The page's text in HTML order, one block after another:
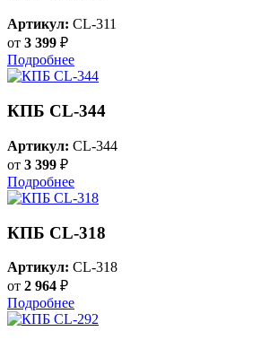
Артикул: CL-311
от 3 399 ₽
Подробнее
КПБ CL-344
Артикул: CL-344
от 3 399 ₽
Подробнее
КПБ CL-318
Артикул: CL-318
от 2 964 ₽
Подробнее